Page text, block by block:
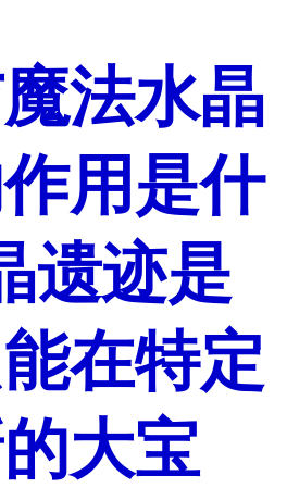
法水晶
用是什
遗迹是
在特定
大宝